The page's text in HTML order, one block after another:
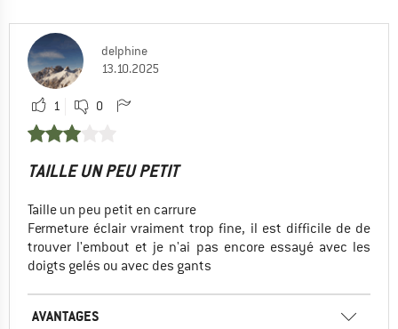
delphine
13.10.2025
1 0
TAILLE UN PEU PETIT
Taille un peu petit en carrure
Fermeture éclair vraiment trop fine, il est difficile de de
trouver l'embout et je n'ai pas encore essayé avec les
doigts gelés ou avec des gants
AVANTAGES